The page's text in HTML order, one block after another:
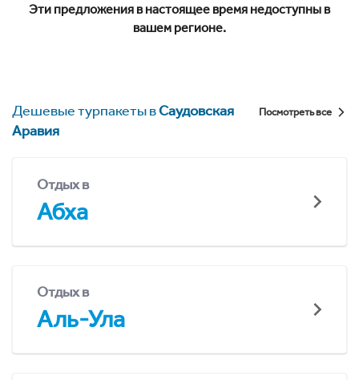
Эти предложения в настоящее время недоступны в
вашем регионе.
Дешевые турпакеты вСаудовская
Аравия
Посмотреть все
Отдых в
Абха
Отдых в
Аль-Ула